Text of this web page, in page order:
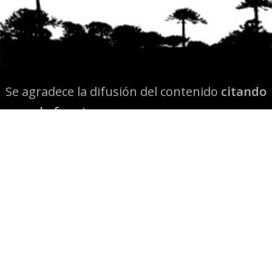
Se agradece la difusión del contenido citando
la fuente www.mapuexpress.org